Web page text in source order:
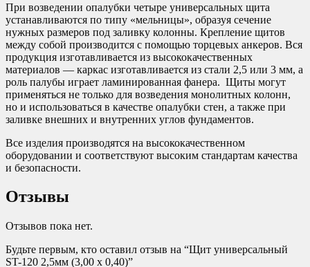
При возведении опалубки четыре универсальных щита
устанавливаются по типу «мельницы», образуя сечение
нужных размеров под заливку колонны. Крепление щитов
между собой производится с помощью торцевых анкеров. Вся
продукция изготавливается из высококачественных
материалов — каркас изготавливается из стали 2,5 или 3 мм, а
роль палубы играет ламинированная фанера. Щиты могут
применяться не только для возведения монолитных колонн,
но и использоваться в качестве опалубки стен, а также при
заливке внешних и внутренних углов фундаментов.
Все изделия производятся на высококачественном
оборудовании и соответствуют высоким стандартам качества
и безопасности.
Отзывы
Отзывов пока нет.
Будьте первым, кто оставил отзыв на “Щит универсальный
ST-120 2,5мм (3,00 х 0,40)”